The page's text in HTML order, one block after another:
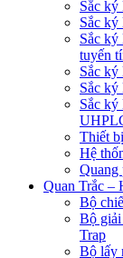
Sắc
Sắc ký
Sắc
tuyến
Sắc
Sắc
Sắc
Thiết
Hệ
Quang
Quan Trắc –
Bộ
Bộ
Trap
Bộ lấy